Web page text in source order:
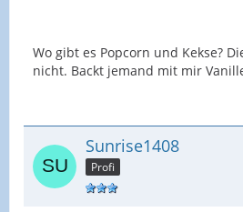
Wo gibt es Popcorn und Kekse?
nicht. Backt jemand mit mir
Sunrise1408
Profi